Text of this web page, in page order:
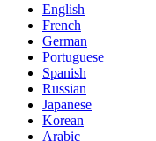
English
French
German
Portuguese
Spanish
Russian
Japanese
Korean
Arabic